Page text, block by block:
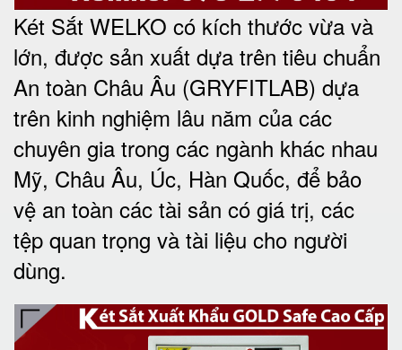
Két Sắt WELKO có kích thước vừa và
lớn, được sản xuất dựa trên tiêu chuẩn
An toàn Châu Âu (GRYFITLAB) dựa
trên kinh nghiệm lâu năm của các
chuyên gia trong các ngành khác nhau
Mỹ, Châu Âu, Úc, Hàn Quốc, để bảo
vệ an toàn các tài sản có giá trị, các
tệp quan trọng và tài liệu cho người
dùng.